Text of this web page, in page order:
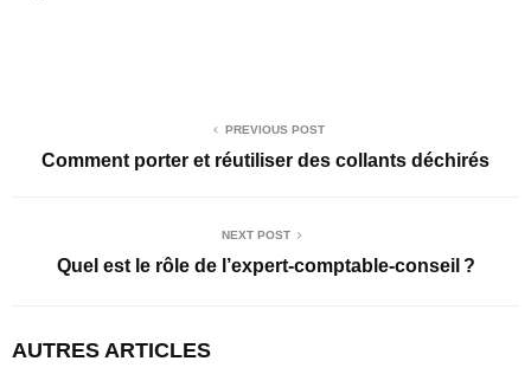
PREVIOUS POST
Comment porter et réutiliser des collants déchirés
NEXT POST
Quel est le rôle de l’expert-comptable-conseil ?
AUTRES ARTICLES